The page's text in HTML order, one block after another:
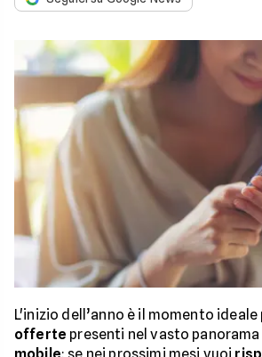
L'inizio dell’anno è il momento
offerte presenti nel vasto panorama
mobile: se nei prossimi mesi vuoi